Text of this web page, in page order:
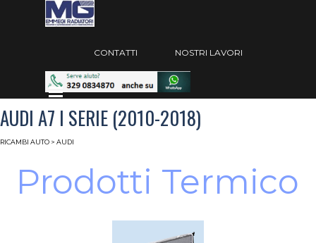
Vai ai contenuti
Salta menù
CONTATTI NOSTRI LAVORI
Salta menù
AUDI A7 I SERIE (2010-2018)
RICAMBI AUTO > AUDI
Prodotti Termico